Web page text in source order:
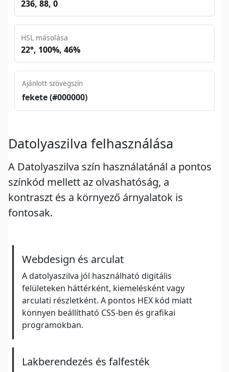
236, 88, 0
HSL másolása
22°, 100%, 46%
Ajánlott szövegszín
fekete (#000000)
Datolyaszilva felhasználása
A Datolyaszilva szín használatánál a pontos
színkód mellett az olvashatóság, a
kontraszt és a környező árnyalatok is
fontosak.
Webdesign és arculat
A datolyaszilva jól használható digitális
felületeken háttérként, kiemelésként vagy
arculati részletként. A pontos HEX kód miatt
könnyen beállítható CSS-ben és grafikai
programokban.
Lakberendezés és falfesték